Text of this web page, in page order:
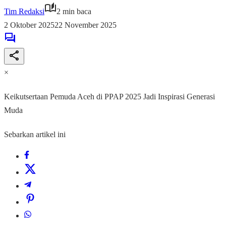
Tim Redaksi
2 min baca
2 Oktober 202522 November 2025
×
Keikutsertaan Pemuda Aceh di PPAP 2025 Jadi Inspirasi Generasi
Muda
Sebarkan artikel ini